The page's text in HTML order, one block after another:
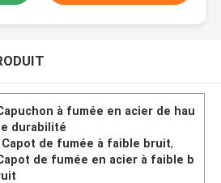
à fumée en acier de hau
durabilité
Capot de fumée à faible bruit,
de fumée en acier à faible b